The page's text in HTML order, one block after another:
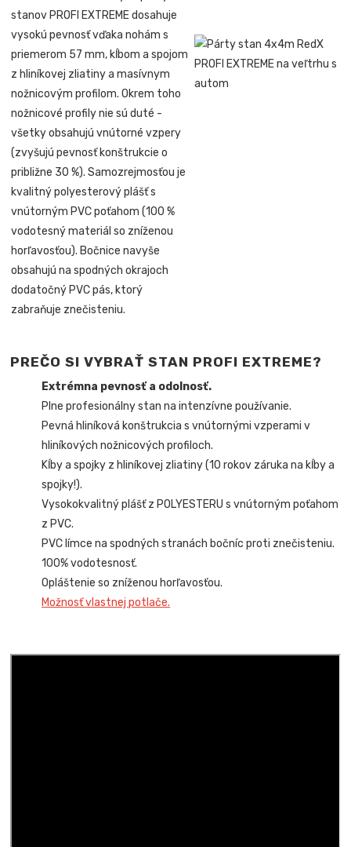
stanov PROFI EXTREME dosahuje
vysokú pevnosť vďaka nohám s
priemerom 57 mm, kĺbom a spojom
z hliníkovej zliatiny a masívnym
nožnicovým profilom. Okrem toho
nožnicové profily nie sú duté -
všetky obsahujú vnútorné vzpery
(zvyšujú pevnosť konštrukcie o
približne 30 %). Samozrejmosťou je
kvalitný polyesterový plášť s
vnútorným PVC poťahom (100 %
vodotesný materiál so zníženou
horľavosťou). Bočnice navyše
obsahujú na spodných okrajoch
dodatočný PVC pás, ktorý
zabraňuje znečisteniu.
PREČO SI VYBRAŤ STAN PROFI EXTREME?
Extrémna pevnosť a odolnosť.
Plne profesionálny stan na intenzívne používanie.
Pevná hliníková konštrukcia s vnútornými vzperami v
hliníkových nožnicových profiloch.
Kĺby a spojky z hliníkovej zliatiny (10 rokov záruka na kĺby a
spojky!).
Vysokokvalitný plášť z POLYESTERU s vnútorným poťahom
z PVC.
PVC límce na spodných stranách bočníc proti znečisteniu.
100% vodotesnosť.
Opláštenie so zníženou horľavosťou.
Možnosť vlastnej potlače.